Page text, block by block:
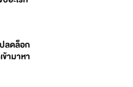
ลดล็อก
ามาหา